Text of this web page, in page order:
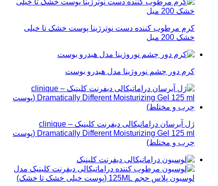
کرم مرطوب کننده دست نوترژینا پوست خشک تا خیلی
خشک 200 میل
کرم دور چشم نوروژینا مدل هیدرو بوست
ژل آبرسان دراماتیکالی دیفرنت کلینیک – clinique
Dramatically Different Moisturizing Gel 125 ml (پوست
چرب و مختلط)